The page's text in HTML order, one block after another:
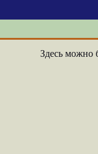
Здесь можно